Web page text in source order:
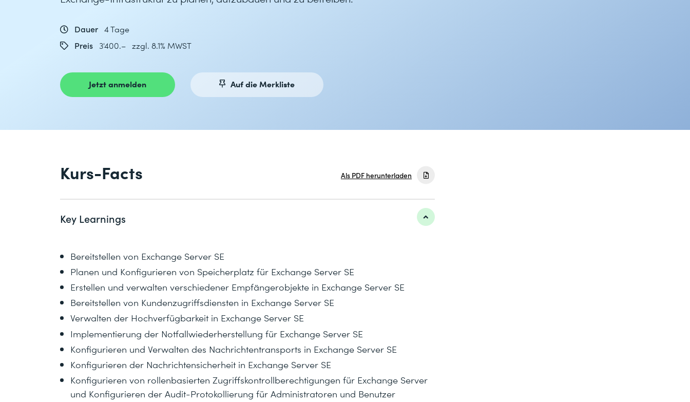
Dauer 4 Tage
Preis 3'400.– zzgl. 8.1% MWST
Jetzt anmelden Auf die Merkliste
Kurs-Facts Als PDF herunterladen
Key Learnings
Bereitstellen von Exchange Server SE
Planen und Konfigurieren von Speicherplatz für Exchange Server SE
Erstellen und verwalten verschiedener Empfängerobjekte in Exchange Server SE
Bereitstellen von Kundenzugriffsdiensten in Exchange Server SE
Verwalten der Hochverfügbarkeit in Exchange Server SE
Implementierung der Notfallwiederherstellung für Exchange Server SE
Konfigurieren und Verwalten des Nachrichtentransports in Exchange Server SE
Konfigurieren der Nachrichtensicherheit in Exchange Server SE
Konfigurieren von rollenbasierten Zugriffskontrollberechtigungen für Exchange Server
und Konfigurieren der Audit-Protokollierung für Administratoren und Benutzer